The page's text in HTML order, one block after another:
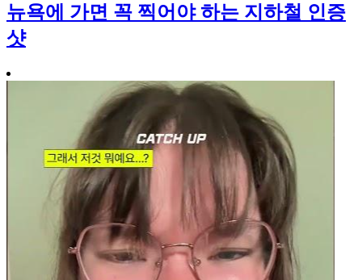
뉴욕에 가면 꼭 찍어야 하는 지하철 인증
샷